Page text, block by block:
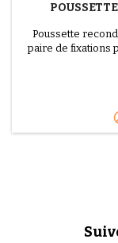
Poussette
paire de fixations